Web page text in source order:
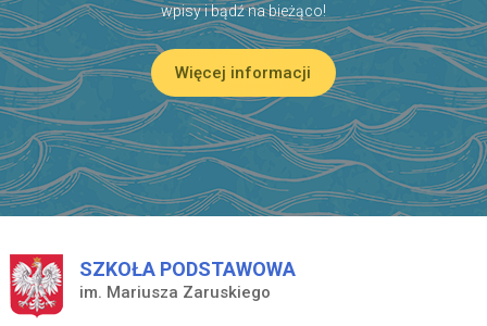
wpisy i bądź na bieżąco!
Więcej informacji
SZKOŁA PODSTAWOWA
im. Mariusza Zaruskiego